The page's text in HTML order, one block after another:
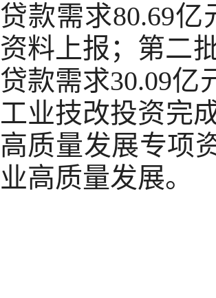
贷款需求80.69
资料上报；第二
贷款需求30.09
工业技改投资完
高质量发展专项
业高质量发展。